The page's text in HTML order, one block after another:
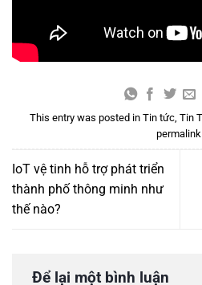
This entry was posted in Tin tức, Tin
permalink
IoT vệ tinh hỗ trợ phát triển
thành phố thông minh như
thế nào?
Để lại một bình luận